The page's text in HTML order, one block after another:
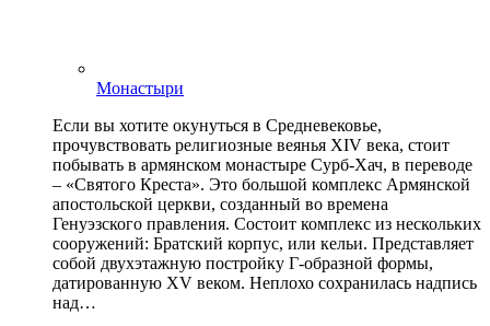
Монастыри
Если вы хотите окунуться в Средневековье,
прочувствовать религиозные веянья XIV века, стоит
побывать в армянском монастыре Сурб-Хач, в переводе
– «Святого Креста». Это большой комплекс Армянской
апостольской церкви, созданный во времена
Генуэзского правления. Состоит комплекс из нескольких
сооружений: Братский корпус, или кельи. Представляет
собой двухэтажную постройку Г-образной формы,
датированную XV веком. Неплохо сохранилась надпись
над…